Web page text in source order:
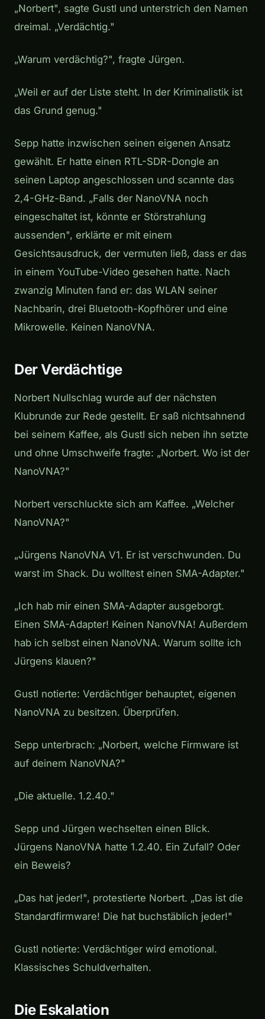
„Norbert", sagte Gustl und unterstrich den Namen
dreimal. „Verdächtig."
„Warum verdächtig?", fragte Jürgen.
„Weil er auf der Liste steht. In der Kriminalistik ist
das Grund genug."
Sepp hatte inzwischen seinen eigenen Ansatz
gewählt. Er hatte einen RTL-SDR-Dongle an
seinen Laptop angeschlossen und scannte das
2,4-GHz-Band. „Falls der NanoVNA noch
eingeschaltet ist, könnte er Störstrahlung
aussenden", erklärte er mit einem
Gesichtsausdruck, der vermuten ließ, dass er das
in einem YouTube-Video gesehen hatte. Nach
zwanzig Minuten fand er: das WLAN seiner
Nachbarin, drei Bluetooth-Kopfhörer und eine
Mikrowelle. Keinen NanoVNA.
Der Verdächtige
Norbert Nullschlag wurde auf der nächsten
Klubrunde zur Rede gestellt. Er saß nichtsahnend
bei seinem Kaffee, als Gustl sich neben ihn setzte
und ohne Umschweife fragte: „Norbert. Wo ist der
NanoVNA?"
Norbert verschluckte sich am Kaffee. „Welcher
NanoVNA?"
„Jürgens NanoVNA V1. Er ist verschwunden. Du
warst im Shack. Du wolltest einen SMA-Adapter."
„Ich hab mir einen SMA-Adapter ausgeborgt.
Einen SMA-Adapter! Keinen NanoVNA! Außerdem
hab ich selbst einen NanoVNA. Warum sollte ich
Jürgens klauen?"
Gustl notierte: Verdächtiger behauptet, eigenen
NanoVNA zu besitzen. Überprüfen.
Sepp unterbrach: „Norbert, welche Firmware ist
auf deinem NanoVNA?"
„Die aktuelle. 1.2.40."
Sepp und Jürgen wechselten einen Blick.
Jürgens NanoVNA hatte 1.2.40. Ein Zufall? Oder
ein Beweis?
„Das hat jeder!", protestierte Norbert. „Das ist die
Standardfirmware! Die hat buchstäblich jeder!"
Gustl notierte: Verdächtiger wird emotional.
Klassisches Schuldverhalten.
Die Eskalation